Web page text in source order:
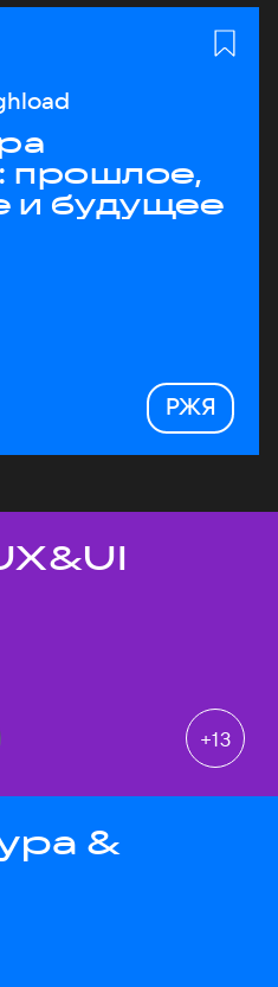
прошлое,
и будущее
РЖЯ
+13
&